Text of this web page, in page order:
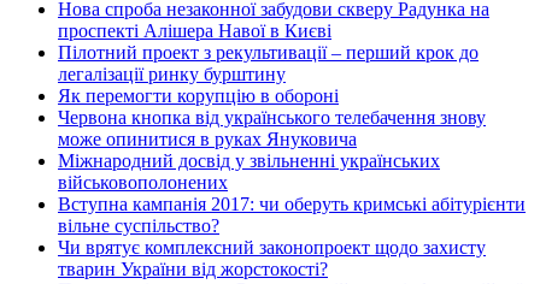
Нова спроба незаконної забудови скверу Радунка на
проспекті Алішера Навої в Києві
Пілотний проект з рекультивації – перший крок до
легалізації ринку бурштину
Як перемогти корупцію в обороні
Червона кнопка від українського телебачення знову
може опинитися в руках Януковича
Міжнародний досвід у звільненні українських
військовополонених
Вступна кампанія 2017: чи оберуть кримські абітурієнти
вільне суспільство?
Чи врятує комплексний законопроект щодо захисту
тварин України від жорстокості?